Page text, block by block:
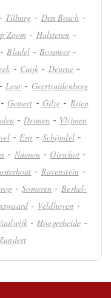
- Tilburg - Den Bosch -
Zoom - Halsteren -
-Bladel -Boxmeer-
- Cuijk - Deurne -
- Leur- Geertruidenberg
- Gemert - Gilze - Rijen
-Drunen - Vlijmen
-Erp - Schijndel-
- Nuenen - Oirschot -
- Ravenstein -
-Someren -Berkel-
- Veldhoven -
-Hoogerheide -